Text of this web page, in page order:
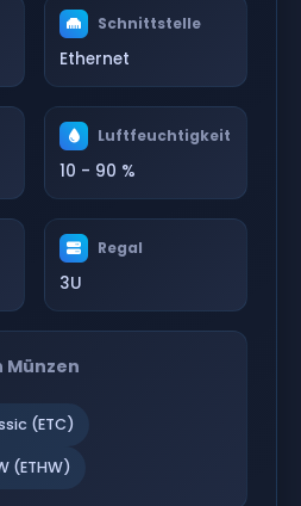
Schnittstelle
Ethernet
Luftfeuchtigkeit
10 - 90 %
Regal
3U
(ETC)
(ETHW)